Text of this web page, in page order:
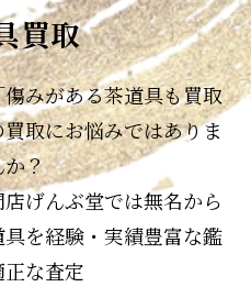
買取
みがある茶道具も買取
取にお悩みではありま
？
げんぶ堂では無名から
を経験・実績豊富な鑑
な査定